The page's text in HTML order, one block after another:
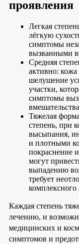
проявления
Легкая
лёгкую
симптомы
вызванными
Средняя
активно:
шелушение
участки,
симптомы
Тяжелая
степень, при
высыпания,
и плотными
покраснение
могут
выпадению
требует
комплексного
Каждая степень
лечению, и
медицинских и
симптомов и